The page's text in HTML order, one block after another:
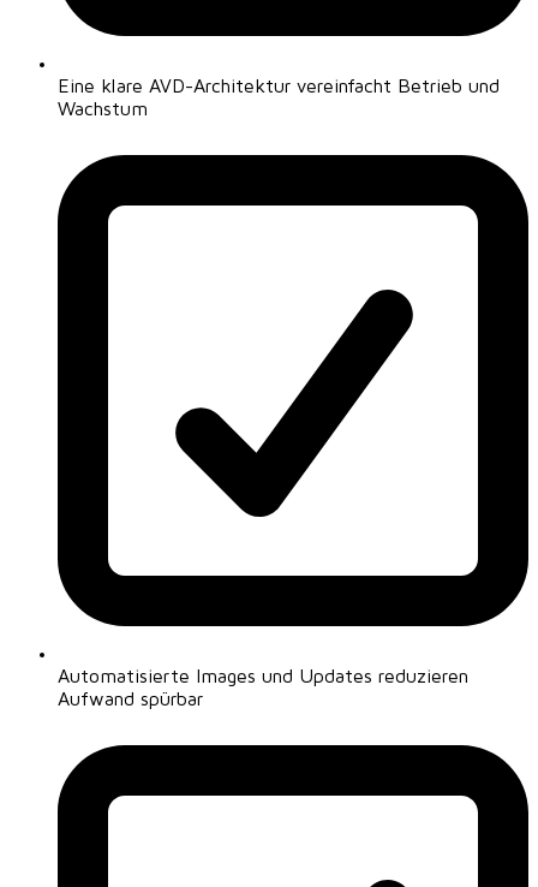
Eine klare AVD-Architektur vereinfacht Betrieb und
Wachstum
Automatisierte Images und Updates reduzieren
Aufwand spürbar